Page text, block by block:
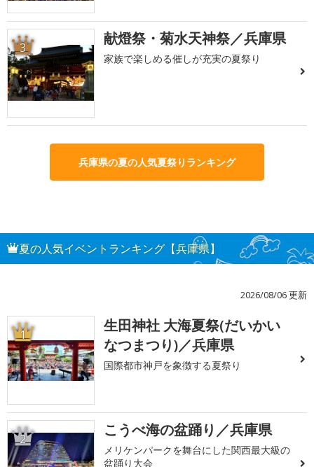
3 献燈祭・菊水天神祭／兵庫県
家族で楽しめる催しが充実の夏祭り
兵庫県の夏の人気夏祭りランキング
夏の人気イベントランキング【兵庫県】
2026/08/06 更新
1
生田神社 大海夏祭(だいかい
なつまつり)／兵庫県
国際都市神戸を象徴する夏祭り
2 こうべ海の盆踊り／兵庫県
メリケンパークを舞台にした関西最大級の
盆踊り大会